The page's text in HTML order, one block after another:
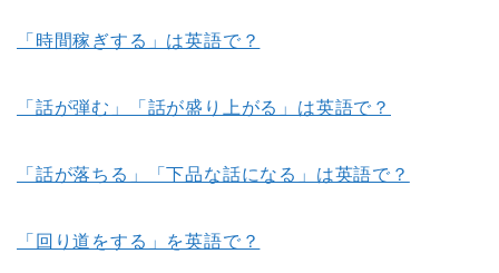
「時間稼ぎする」は英語で？
「話が弾む」「話が盛り上がる」は英語で？
「話が落ちる」「下品な話になる」は英語で？
「回り道をする」を英語で？